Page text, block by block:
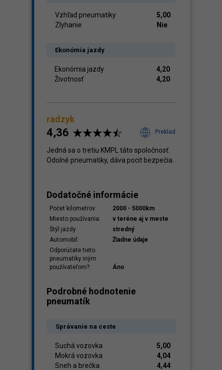
Vzhľad pneumatiky
5,00
Zlyhanie
Nie
Ekonómia jazdy
Ekonómia jazdy
4,20
Životnosť
4,20
radzyk
4,36 Preklad
Jedná sa o tretiu KMPL táto spoločnosť.
Odolné pneumatiky, dáva pocit bezpečia.
Dodatočné informácie
Počet kilometrov:
2000 - 5000km
Miesto používania:
v teréne aj v meste
Štýl jazdy:
stredný
Automobil:
Žiadne údaje
Odporúčate tieto
pneumatiky iným
používateľom?:
Áno
Podrobné hodnotenie
pneumatík
Správanie na ceste
Suchá vozovka
5,00
Mokrá vozovka
4,04
Sneh a brečka
4,44